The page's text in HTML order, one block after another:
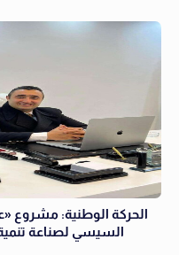
الحركة الوطنية: مشروع
السيسي لصناعة